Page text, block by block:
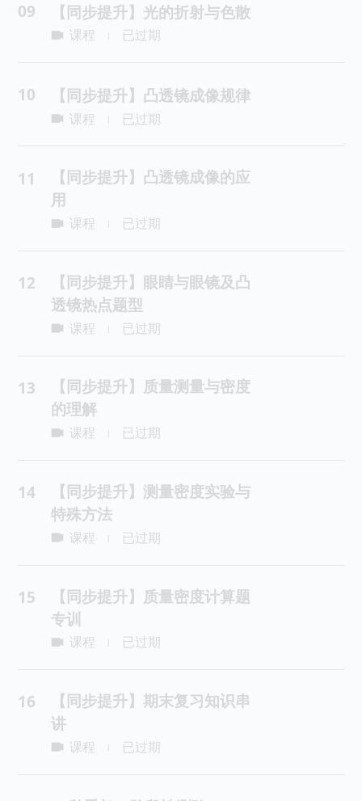
09 【同步提升】光的折射与色散
课程 已过期
10 【同步提升】凸透镜成像规律
课程 已过期
11
【同步提升】凸透镜成像的应
用
课程 已过期
12
【同步提升】眼睛与眼镜及凸
透镜热点题型
课程 已过期
13
【同步提升】质量测量与密度
的理解
课程 已过期
14
【同步提升】测量密度实验与
特殊方法
课程 已过期
15
【同步提升】质量密度计算题
专训
课程 已过期
16
【同步提升】期末复习知识串
讲
课程 已过期